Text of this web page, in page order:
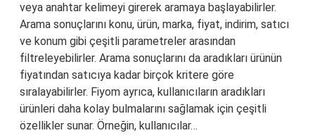
veya anahtar kelimeyi girerek aramaya başlayabilirler.
Arama sonuçlarını konu, ürün, marka, fiyat, indirim, satıcı
ve konum gibi çeşitli parametreler arasından
filtreleyebilirler. Arama sonuçlarını da aradıkları ürünün
fiyatından satıcıya kadar birçok kritere göre
sıralayabilirler. Fiyom ayrıca, kullanıcıların aradıkları
ürünleri daha kolay bulmalarını sağlamak için çeşitli
özellikler sunar. Örneğin, kullanıcılar…